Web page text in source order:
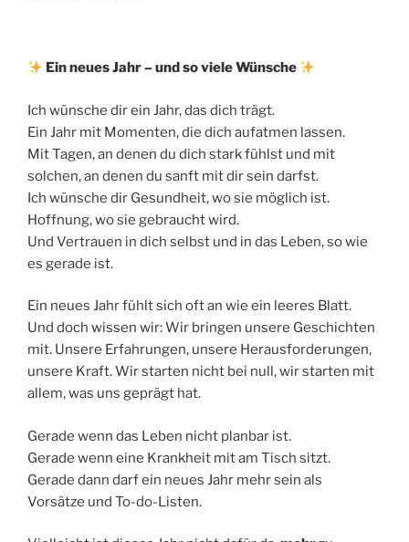
Ein neues Jahr – und so viele Wünsche
Ich wünsche dir ein Jahr, das dich trägt.
Ein Jahr mit Momenten, die dich aufatmen lassen.
Mit Tagen, an denen du dich stark fühlst und mit
solchen, an denen du sanft mit dir sein darfst.
Ich wünsche dir Gesundheit, wo sie möglich ist.
Hoffnung, wo sie gebraucht wird.
Und Vertrauen in dich selbst und in das Leben, so wie
es gerade ist.
Ein neues Jahr fühlt sich oft an wie ein leeres Blatt.
Und doch wissen wir: Wir bringen unsere Geschichten
mit. Unsere Erfahrungen, unsere Herausforderungen,
unsere Kraft. Wir starten nicht bei null, wir starten mit
allem, was uns geprägt hat.
Gerade wenn das Leben nicht planbar ist.
Gerade wenn eine Krankheit mit am Tisch sitzt.
Gerade dann darf ein neues Jahr mehr sein als
Vorsätze und To-do-Listen.